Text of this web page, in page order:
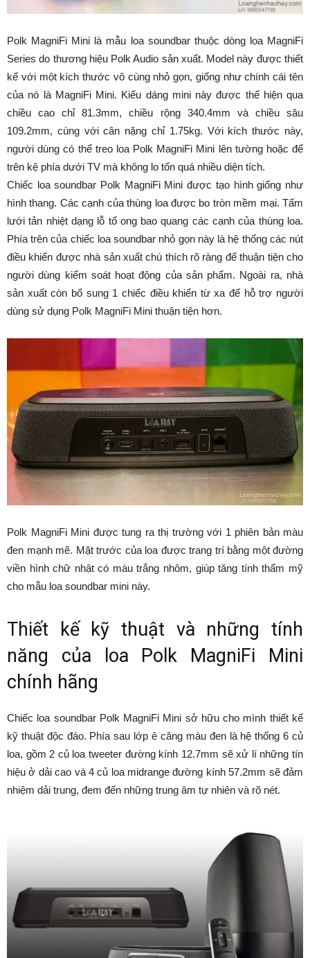
Polk MagniFi Mini là mẫu loa soundbar thuộc dòng loa MagniFi
Series do thương hiệu Polk Audio sản xuất. Model này được thiết
kế với một kích thước vô cùng nhỏ gọn, giống như chính cái tên
của nó là MagniFi Mini. Kiểu dáng mini này được thể hiện qua
chiều cao chỉ 81.3mm, chiều rộng 340.4mm và chiều sâu
109.2mm, cùng với cân nặng chỉ 1.75kg. Với kích thước này,
người dùng có thể treo loa Polk MagniFi Mini lên tường hoặc để
trên kệ phía dưới TV mà không lo tốn quá nhiều diện tích.
Chiếc loa soundbar Polk MagniFi Mini được tạo hình giống như
hình thang. Các cạnh của thùng loa được bo tròn mềm mại. Tấm
lưới tản nhiệt dạng lỗ tổ ong bao quang các cạnh của thùng loa.
Phía trên của chiếc loa soundbar nhỏ gọn này là hệ thống các nút
điều khiển được nhà sản xuất chú thích rõ ràng để thuận tiện cho
người dùng kiểm soát hoạt động của sản phẩm. Ngoài ra, nhà
sản xuất còn bổ sung 1 chiếc điều khiển từ xa để hỗ trợ người
dùng sử dụng Polk MagniFi Mini thuận tiện hơn.
Polk MagniFi Mini được tung ra thị trường với 1 phiên bản màu
đen mạnh mẽ. Mặt trước của loa được trang trí bằng một đường
viền hình chữ nhật có màu trắng nhôm, giúp tăng tính thẩm mỹ
cho mẫu loa soundbar mini này.
Thiết kế kỹ thuật và những tính
năng của loa Polk MagniFi Mini
chính hãng
Chiếc loa soundbar Polk MagniFi Mini sở hữu cho mình thiết kế
kỹ thuật độc đáo. Phía sau lớp ê căng màu đen là hệ thống 6 củ
loa, gồm 2 củ loa tweeter đường kính 12.7mm sẽ xử lí những tín
hiệu ở dải cao và 4 củ loa midrange đường kính 57.2mm sẽ đảm
nhiệm dải trung, đem đến những trung âm tự nhiên và rõ nét.